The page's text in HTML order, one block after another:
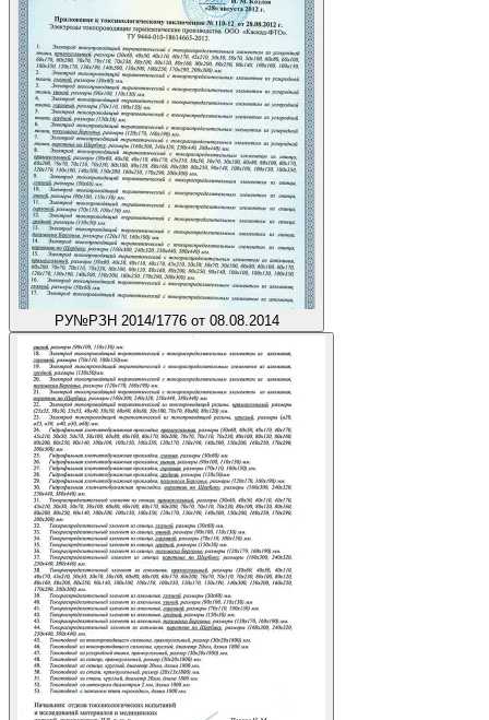
РУ№РЗН 2014/1776 от 08.08.2014